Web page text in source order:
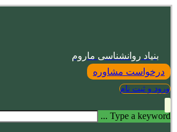
بنیاد روانشناسی ماروم
درخواست مشاوره
ورود و ثبت نام
Type a keyword ...